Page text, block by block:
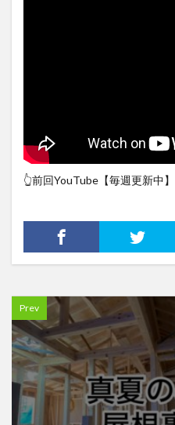
👆前回YouTube【毎週更新中】
Prev